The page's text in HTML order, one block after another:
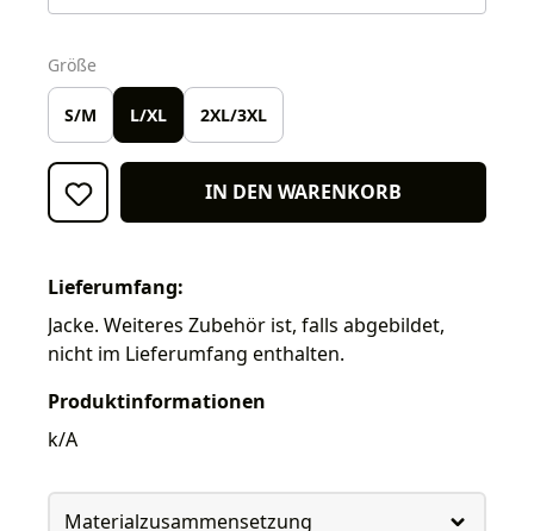
Größe
S/M L/XL 2XL/3XL
IN DEN WARENKORB
Lieferumfang:
Jacke. Weiteres Zubehör ist, falls abgebildet,
nicht im Lieferumfang enthalten.
Produktinformationen
k/A
Materialzusammensetzung